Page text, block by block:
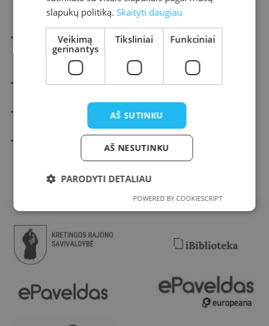
medžiagos skaitmeninimas;
Viešosios bibliotekos skaitytojų informacinio ir
kompiuterinio raštingumo įgūdžių tobulinimas;
projektinės veiklos organizavimas ir vykdymas;
leidybinės veiklos organizavimas ir vykdymas;
metodinės pagalbos rajono bibliotekoms
organizavimas.
slapukų politiką.Skaityti daugiau
Veikimą
gerinantys
Tiksliniai Funkciniai
AŠ SUTINKU
AŠ NESUTINKU
PARODYTI DETALIAU
POWERED BY COOKIESCRIPT